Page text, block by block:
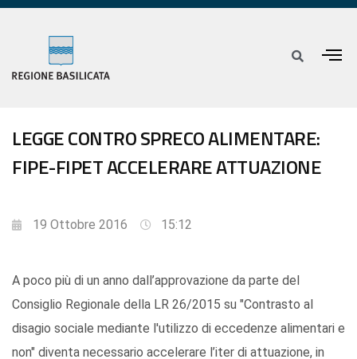
LEGGE CONTRO SPRECO ALIMENTARE:
FIPE-FIPET ACCELERARE ATTUAZIONE
19 Ottobre 2016 15:12
A poco più di un anno dall’approvazione da parte del
Consiglio Regionale della LR 26/2015 su "Contrasto al
disagio sociale mediante l'utilizzo di eccedenze alimentari e
non" diventa necessario accelerare l’iter di attuazione, in